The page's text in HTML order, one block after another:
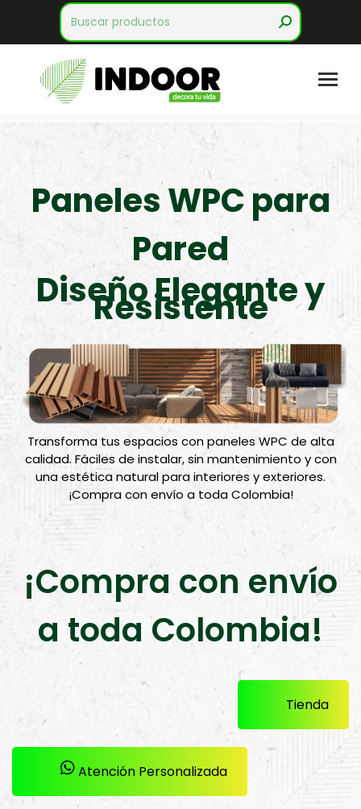
Search:
Paneles WPC para
Pared
Diseño Elegante y
Resistente
Transforma tus espacios con paneles WPC de alta
calidad. Fáciles de instalar, sin mantenimiento y con
una estética natural para interiores y exteriores.
¡Compra con envío a toda Colombia!
¡Compra con envío
a toda Colombia!
Tienda
Atención Personalizada